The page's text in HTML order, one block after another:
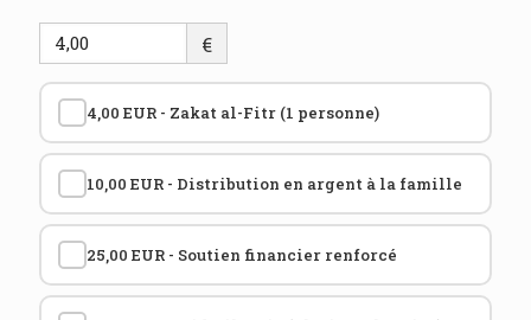
€
4,00 EUR - Zakat al-Fitr (1 personne)
10,00 EUR - Distribution en argent à la famille
25,00 EUR - Soutien financier renforcé